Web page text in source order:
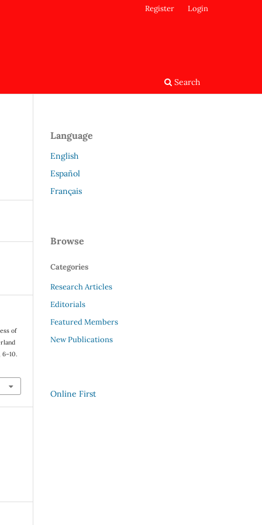
Search
Register Login
of
6–10.
Language
English
Español
Français
Browse
Categories
Research Articles
Editorials
Featured Members
New Publications
Online First